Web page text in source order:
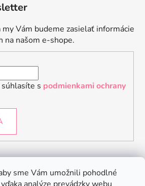
sme Vám umožnili pohodlné
Vám budeme zasielať informácie
na našom e-shope.
s podmienkami ochrany